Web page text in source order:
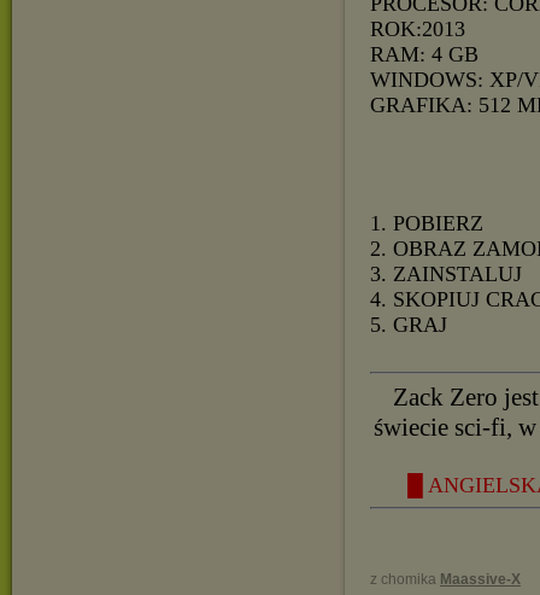
ROK:2013
RAM: 4 GB
WINDOWS: XP/
GRAFIKA: 512
1. POBIERZ
2. OBRAZ
3. ZAINSTALUJ
4. SKOPIUJ
5. GRAJ
Zack Zero
świecie sci-fi,
█
z chomika Maassive-X